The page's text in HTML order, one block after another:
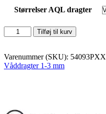
Størrelser AQL dragter
Fullsuit
antal
Tilføj til kurv
Varenummer (SKU): 54093PXX
Våddragter 1-3 mm